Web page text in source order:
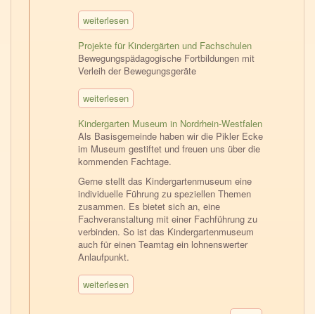
weiterlesen
Projekte für Kindergärten und Fachschulen
Bewegungspädagogische Fortbildungen mit
Verleih der Bewegungsgeräte
weiterlesen
Kindergarten Museum in Nordrhein-Westfalen
Als Basisgemeinde haben wir die Pikler Ecke
im Museum gestiftet und freuen uns über die
kommenden Fachtage.
Gerne stellt das Kindergartenmuseum eine
individuelle Führung zu speziellen Themen
zusammen. Es bietet sich an, eine
Fachveranstaltung mit einer Fachführung zu
verbinden. So ist das Kindergartenmuseum
auch für einen Teamtag ein lohnenswerter
Anlaufpunkt.
weiterlesen